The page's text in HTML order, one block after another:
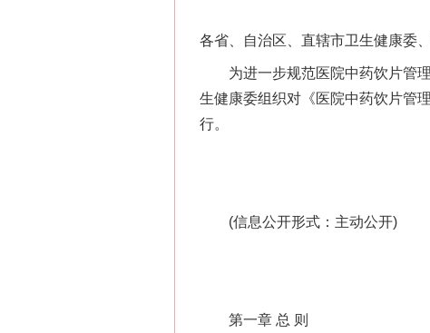
各省、自治区、直辖市卫生健康委
为进一步规范医院中药饮片管理
生健康委组织对《医院中药饮片管
行。
(信息公开形式：主动公开)
第一章 总 则